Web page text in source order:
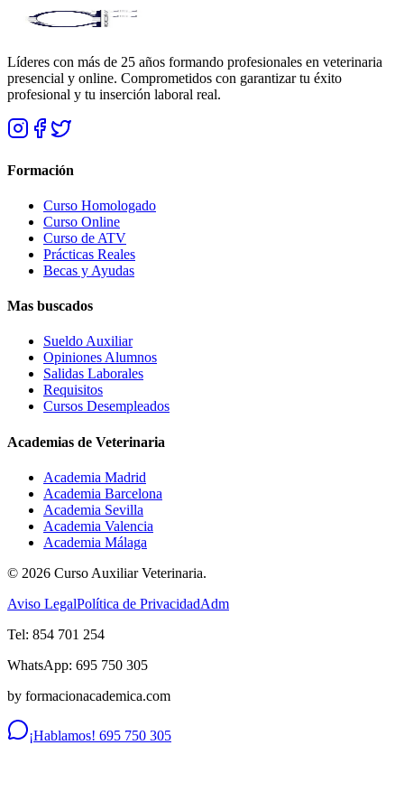
Líderes con más de 25 años formando profesionales en veterinaria
presencial y online. Comprometidos con garantizar tu éxito
profesional y tu inserción laboral real.
Formación
Curso Homologado
Curso Online
Curso de ATV
Prácticas Reales
Becas y Ayudas
Mas buscados
Sueldo Auxiliar
Opiniones Alumnos
Salidas Laborales
Requisitos
Cursos Desempleados
Academias de Veterinaria
Academia Madrid
Academia Barcelona
Academia Sevilla
Academia Valencia
Academia Málaga
© 2026 Curso Auxiliar Veterinaria.
Aviso LegalPolítica de PrivacidadAdm
Tel: 854 701 254
WhatsApp: 695 750 305
by formacionacademica.com
¡Hablamos! 695 750 305